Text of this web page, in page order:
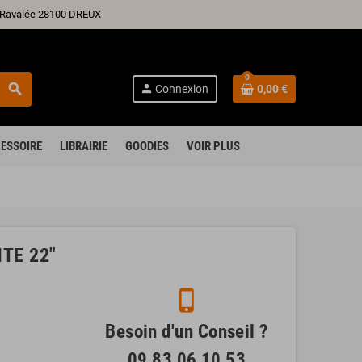
28100 DREUX
search person Connexion
0
0,00 €
LIBRAIRIE GOODIES VOIR PLUS
22"
phone_iphone
Besoin d'un Conseil ?